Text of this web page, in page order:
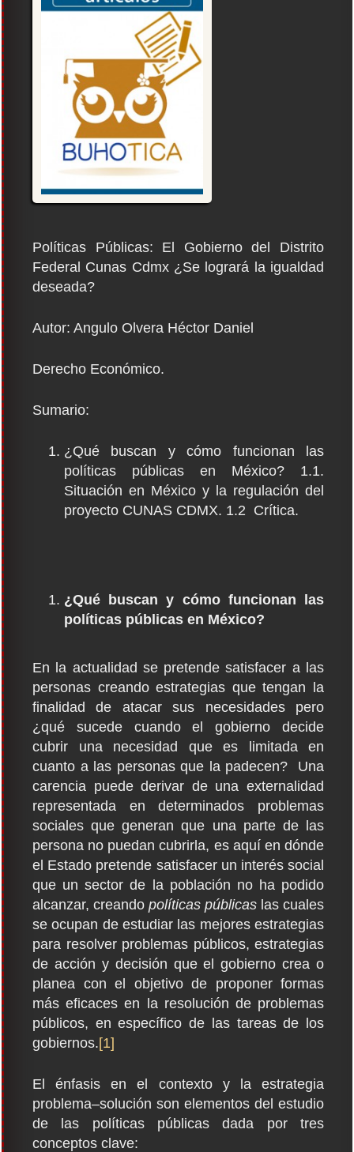
Políticas Públicas: El Gobierno del Distrito
Federal Cunas Cdmx ¿Se logrará la igualdad
deseada?
Autor: Angulo Olvera Héctor Daniel
Derecho Económico.
Sumario:
¿Qué buscan y cómo funcionan las
políticas públicas en México? 1.1.
Situación en México y la regulación del
proyecto CUNAS CDMX. 1.2 Crítica.
¿Qué buscan y cómo funcionan las
políticas públicas en México?
En la actualidad se pretende satisfacer a las
personas creando estrategias que tengan la
finalidad de atacar sus necesidades pero
¿qué sucede cuando el gobierno decide
cubrir una necesidad que es limitada en
cuanto a las personas que la padecen? Una
carencia puede derivar de una externalidad
representada en determinados problemas
sociales que generan que una parte de las
persona no puedan cubrirla, es aquí en dónde
el Estado pretende satisfacer un interés social
que un sector de la población no ha podido
alcanzar, creando políticas públicas las cuales
se ocupan de estudiar las mejores estrategias
para resolver problemas públicos, estrategias
de acción y decisión que el gobierno crea o
planea con el objetivo de proponer formas
más eficaces en la resolución de problemas
públicos, en específico de las tareas de los
gobiernos.[1]
El énfasis en el contexto y la estrategia
problema–solución son elementos del estudio
de las políticas públicas dada por tres
conceptos clave: